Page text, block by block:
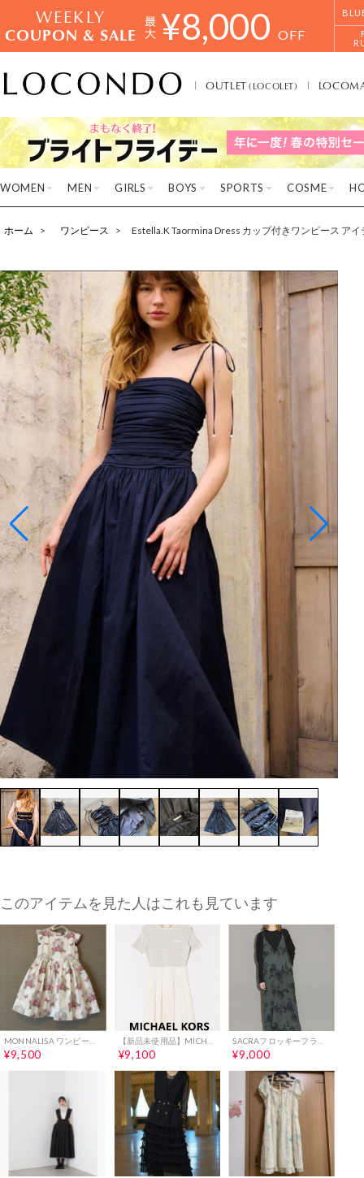
WEEKLY
COUPON & SALE ¥8,000 OFF
OUTLET(LOCOLET)
WOMEN MEN GIRLS BOYS SPORTS COSME
ホーム ワンピース Estella.K Taormina Dress カップ付きワンピース アイ
このアイテムを見た人はこれも見ています
¥9,500 ¥9,100 ¥9,000